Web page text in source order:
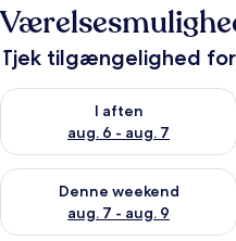
Tjek tilgængelighed
I aften
aug. 6 - aug. 7
Tjek tilgængelighed for i aften
Denne weekend
aug. 7 - aug. 9
Tjek tilgængelighed for denne